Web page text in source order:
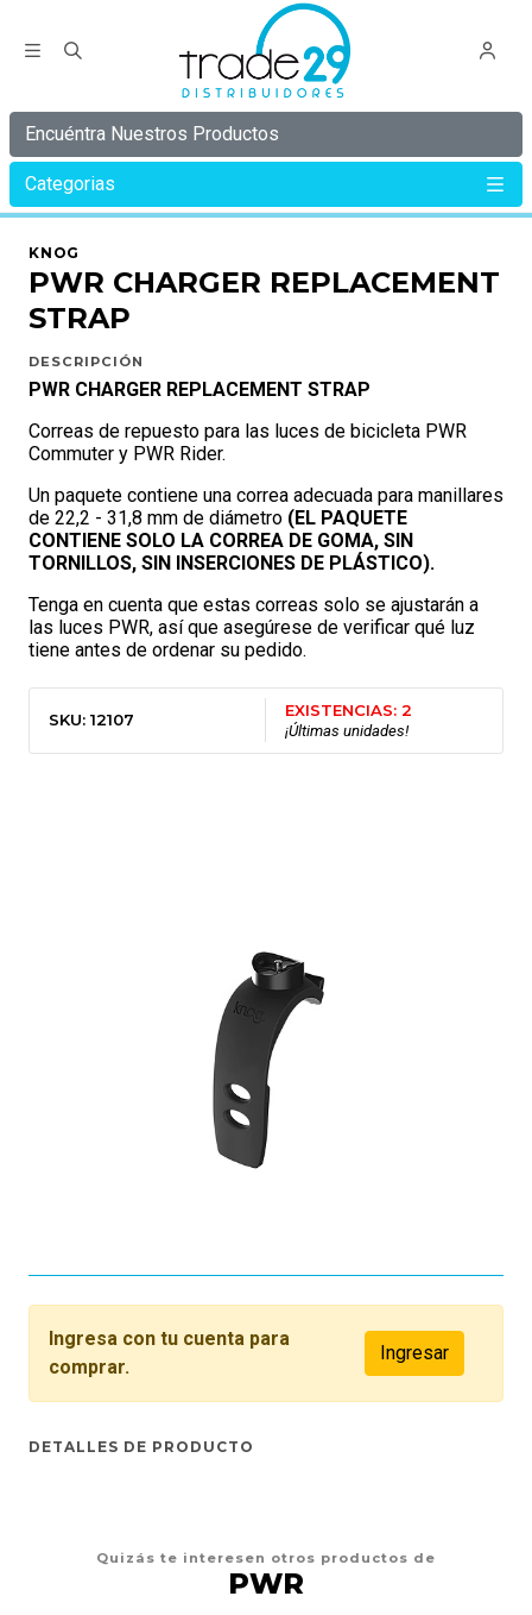
Encuéntra Nuestros Productos
Categorias
Inicio KNOG
KNOG
PWR CHARGER REPLACEMENT
STRAP
DESCRIPCIÓN
PWR CHARGER REPLACEMENT STRAP
Correas de repuesto para las luces de bicicleta PWR
Commuter y PWR Rider.
Un paquete contiene una correa adecuada para manillares
de 22,2 - 31,8 mm de diámetro (EL PAQUETE
CONTIENE SOLO LA CORREA DE GOMA, SIN
TORNILLOS, SIN INSERCIONES DE PLÁSTICO).
Tenga en cuenta que estas correas solo se ajustarán a
las luces PWR, así que asegúrese de verificar qué luz
tiene antes de ordenar su pedido.
SKU: 12107
EXISTENCIAS: 2
¡Últimas unidades!
Ingresa con tu cuenta para
comprar.
Ingresar
DETALLES DE PRODUCTO
Quizás te interesen otros productos de
PWR